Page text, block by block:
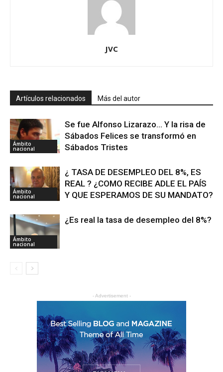
JVC
Artículos relacionados Más del autor
Ámbito
nacional
Se fue Alfonso Lizarazo… Y la risa de
Sábados Felices se transformó en
Sábados Tristes
Ámbito
nacional
¿ TASA DE DESEMPLEO DEL 8%, ES
REAL ? ¿COMO RECIBE ADLE EL PAÍS
Y QUE ESPERAMOS DE SU MANDATO?
Ámbito
nacional
¿Es real la tasa de desempleo del 8%?
- Advertisement -